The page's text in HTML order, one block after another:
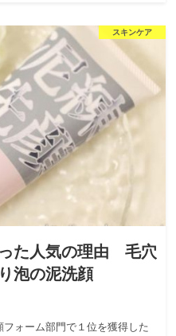
スキンケア
た人気の理由 毛穴
泡の泥洗顔
ォーム部門で１位を獲得した